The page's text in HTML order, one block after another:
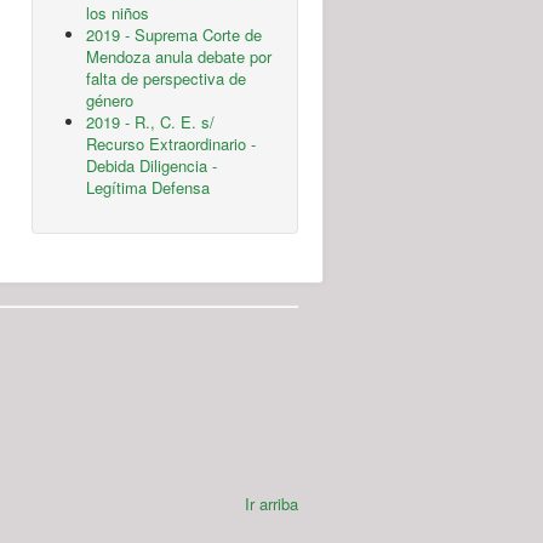
los niños
2019 - Suprema Corte de
Mendoza anula debate por
falta de perspectiva de
género
2019 - R., C. E. s/
Recurso Extraordinario -
Debida Diligencia -
Legítima Defensa
Ir arriba